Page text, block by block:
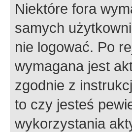
Niektóre fora
samych
nie logować. Po
wymagana jest
zgodnie z
to czy jesteś
wykorzystania